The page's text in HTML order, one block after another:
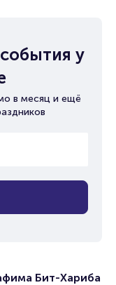
у
в месяц и ещё
Бит-Хариба